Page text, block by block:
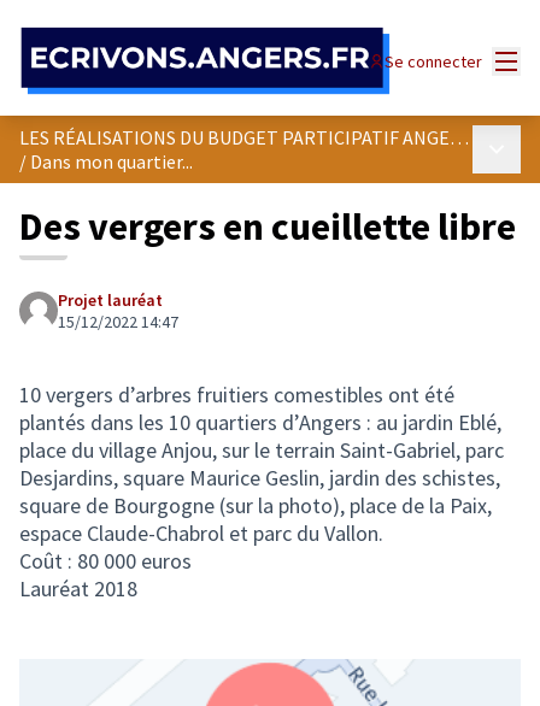
Se connecter
LES RÉALISATIONS DU BUDGET PARTICIPATIF ANGEVIN
/ Dans mon quartier...
Des vergers en cueillette libre
Projet lauréat
15/12/2022 14:47
10 vergers d’arbres fruitiers comestibles ont été
plantés dans les 10 quartiers d’Angers : au jardin Eblé,
place du village Anjou, sur le terrain Saint-Gabriel, parc
Desjardins, square Maurice Geslin, jardin des schistes,
square de Bourgogne (sur la photo), place de la Paix,
espace Claude-Chabrol et parc du Vallon.
Coût : 80 000 euros
Lauréat 2018